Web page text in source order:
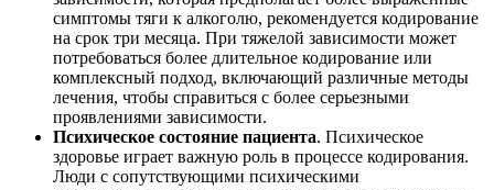
симптомы тяги к алкоголю, рекомендуется кодирование
на срок три месяца. При тяжелой зависимости может
потребоваться более длительное кодирование или
комплексный подход, включающий различные методы
лечения, чтобы справиться с более серьезными
проявлениями зависимости.
Психическое состояние пациента. Психическое
здоровье играет важную роль в процессе кодирования.
Люди с сопутствующими психическими